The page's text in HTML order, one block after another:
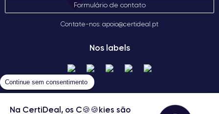
Formulário de contato
Contate-nos: apoio@certideal.pt
Nos labels
Continue sem consentimento
Na CertiDeal, os C🍪🍪kies são